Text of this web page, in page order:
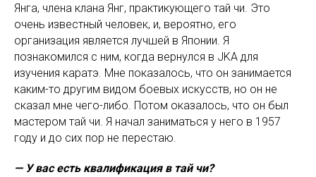
Янга, члена клана Янг, практикующего тай чи. Это
очень известный человек, и, вероятно, его
организация является лучшей в Японии. Я
познакомился с ним, когда вернулся в JKA для
изучения каратэ. Мне показалось, что он занимается
каким-то другим видом боевых искусств, но он не
сказал мне чего-либо. Потом оказалось, что он был
мастером тай чи. Я начал заниматься у него в 1957
году и до сих пор не перестаю.
— У вас есть квалификация в тай чи?